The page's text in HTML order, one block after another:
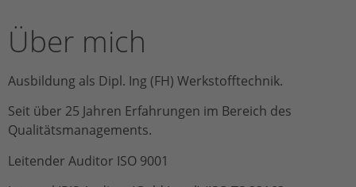
Über mich
Ausbildung als Dipl. Ing (FH) Werkstofftechnik.
Seit über 25 Jahren Erfahrungen im Bereich des
Qualitätsmanagements.
Leitender Auditor ISO 9001